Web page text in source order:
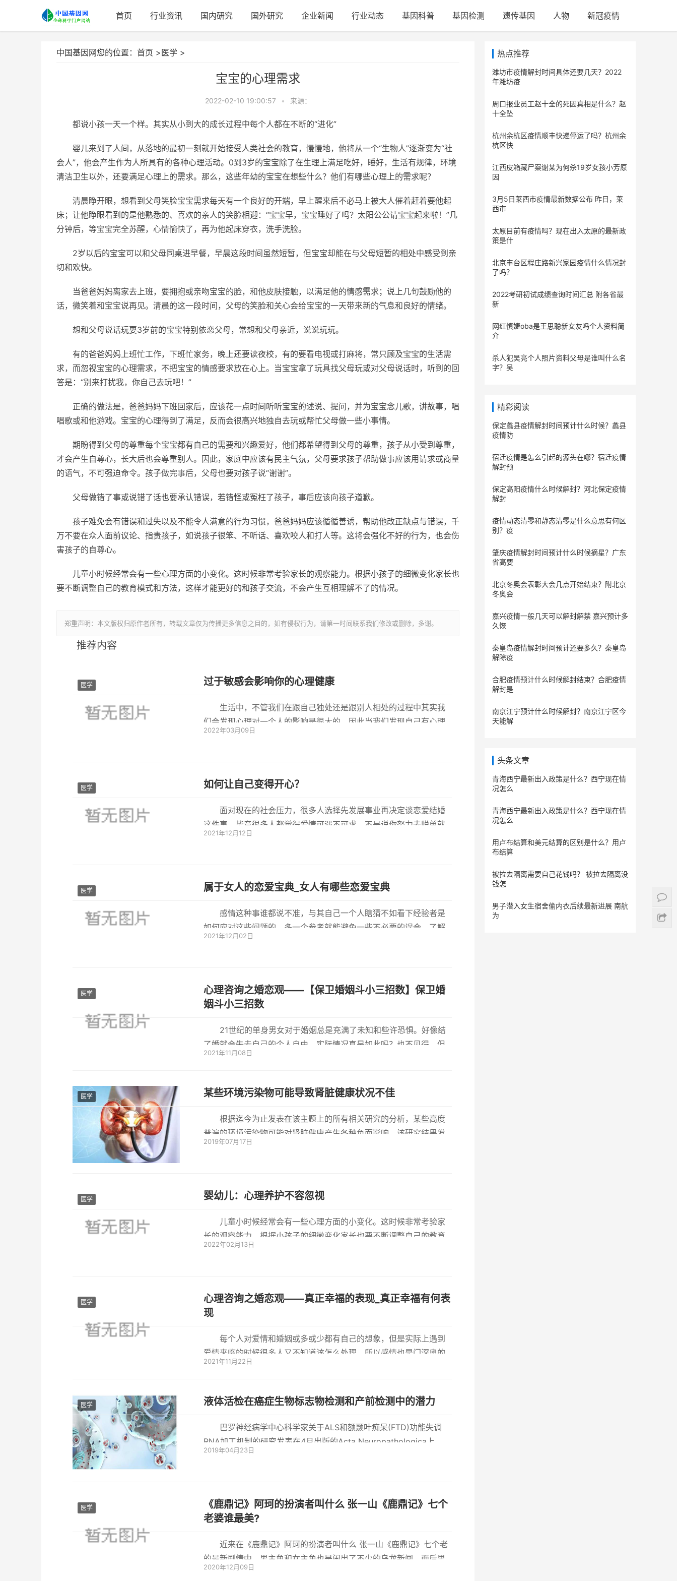
首页 行业资讯 国内研究 国外研究 企业新闻 行业动态 基因科普 基因检测 遗传基因 人物 新冠疫情
中国基因网您的位置： 首页 > 医学 >
宝宝的心理需求
2022-02-10 19:00:57 • 来源：
都说小孩一天一个样。其实从小到大的成长过程中每个人都在不断的“进化”
婴儿来到了人间，从落地的最初一刻就开始接受人类社会的教育，慢慢地，他将从一个“生物人”逐渐变为“社
会人”，他会产生作为人所具有的各种心理活动。0到3岁的宝宝除了在生理上满足吃好，睡好，生活有规律，环境
清洁卫生以外，还要满足心理上的需求。那么，这些年幼的宝宝在想些什么？他们有哪些心理上的需求呢？
清晨睁开眼，想看到父母笑脸宝宝需求每天有一个良好的开端，早上醒来后不必马上被大人催着赶着要他起
床；让他睁眼看到的是他熟悉的、喜欢的亲人的笑脸相迎：“宝宝早，宝宝睡好了吗？太阳公公请宝宝起来啦！”几
分钟后，等宝宝完全苏醒，心情愉快了，再为他起床穿衣，洗手洗脸。
2岁以后的宝宝可以和父母同桌进早餐，早晨这段时间虽然短暂，但宝宝却能在与父母短暂的相处中感受到亲
切和欢快。
当爸爸妈妈离家去上班，要拥抱或亲吻宝宝的脸，和他皮肤接触，以满足他的情感需求；说上几句鼓励他的
话，微笑着和宝宝说再见。清晨的这一段时间，父母的笑脸和关心会给宝宝的一天带来新的气息和良好的情绪。
想和父母说话玩耍3岁前的宝宝特别依恋父母，常想和父母亲近，说说玩玩。
有的爸爸妈妈上班忙工作，下班忙家务，晚上还要读夜校，有的要看电视或打麻将，常只顾及宝宝的生活需
求，而忽视宝宝的心理需求，不把宝宝的情感要求放在心上。当宝宝拿了玩具找父母玩或对父母说话时，听到的回
答是：“别来打扰我，你自己去玩吧！”
正确的做法是，爸爸妈妈下班回家后，应该花一点时间听听宝宝的述说、提问，并为宝宝念儿歌，讲故事，唱
唱歌或和他游戏。宝宝的心理得到了满足，反而会很高兴地独自去玩或帮忙父母做一些小事情。
期盼得到父母的尊重每个宝宝都有自己的需要和兴趣爱好，他们都希望得到父母的尊重，孩子从小受到尊重，
才会产生自尊心，长大后也会尊重别人。因此，家庭中应该有民主气氛，父母要求孩子帮助做事应该用请求或商量
的语气，不可强迫命令。孩子做完事后，父母也要对孩子说“谢谢”。
父母做错了事或说错了话也要承认错误，若错怪或冤枉了孩子，事后应该向孩子道歉。
孩子难免会有错误和过失以及不能令人满意的行为习惯，爸爸妈妈应该循循善诱，帮助他改正缺点与错误，千
万不要在众人面前议论、指责孩子，如说孩子很笨、不听话、喜欢咬人和打人等。这将会强化不好的行为，也会伤
害孩子的自尊心。
儿童小时候经常会有一些心理方面的小变化。这时候非常考验家长的观察能力。根据小孩子的细微变化家长也
要不断调整自己的教育模式和方法，这样才能更好的和孩子交流，不会产生互相理解不了的情况。
郑重声明：本文版权归原作者所有，转载文章仅为传播更多信息之目的，如有侵权行为，请第一时间联系我们修改或删除，多谢。
推荐内容
医学 过于敏感会影响你的心理健康
生活中，不管我们在跟自己独处还是跟别人相处的过程中其实我
们会发现心理对一个人的影响是很大的。因此当我们发现自己有心理
疾病的倾向...
2022年03月09日
医学 如何让自己变得开心？
面对现在的社会压力，很多人选择先发展事业再决定谈恋爱结婚
这件事。毕竟很多人都觉得爱情可遇不可求，不是说你努力去脱单就
能脱单的，...
2021年12月12日
医学 属于女人的恋爱宝典_女人有哪些恋爱宝典
感情这种事谁都说不准，与其自己一个人瞎猜不如看下经验者是
如何应对这些问题的，多一个参考就能避免一些不必要的误会，了解
的更多就会...
2021年12月02日
医学
心理咨询之婚恋观——【保卫婚姻斗小三招数】保卫婚
姻斗小三招数
21世纪的单身男女对于婚姻总是充满了未知和些许恐惧。好像结
了婚就会失去自己的个人自由，实际情况真是如此吗？也不见得，但
是现在单身...
2021年11月08日
医学 某些环境污染物可能导致肾脏健康状况不佳
根据迄今为止发表在该主题上的所有相关研究的分析，某些高度
普遍的环境污染物可能对肾脏健康产生各种负面影响。该研究结果发
表在即将出...
2019年07月17日
医学 婴幼儿：心理养护不容忽视
儿童小时候经常会有一些心理方面的小变化。这时候非常考验家
长的观察能力。根据小孩子的细微变化家长也要不断调整自己的教育
模式和方法...
2022年02月13日
医学
心理咨询之婚恋观——真正幸福的表现_真正幸福有何表
现
每个人对爱情和婚姻或多或少都有自己的想象，但是实际上遇到
爱情来临的时候很多人又不知道该怎么处理，所以感情也是门深奥的
学问，大家...
2021年11月22日
医学 液体活检在癌症生物标志物检测和产前检测中的潜力
巴罗神经病学中心科学家关于ALS和额颞叶痴呆(FTD)功能失调
RNA加工机制的研究发表在4月出版的Acta Neuropathologica上。这
项研究由Rita Sa
2019年04月23日
医学
《鹿鼎记》阿珂的扮演者叫什么 张一山《鹿鼎记》七个
老婆谁最美?
近来在《鹿鼎记》阿珂的扮演者叫什么 张一山《鹿鼎记》七个老
的最新剧情中，男主角和女主角也是闹出了不少的乌龙新闻，而后男
主角与女主角
2020年12月09日
热点推荐
潍坊市疫情解封时间具体还要几天？2022
年潍坊疫
周口报业员工赵十全的死因真相是什么？赵
十全坠
杭州余杭区疫情顺丰快递停运了吗？杭州余
杭区快
江西皮箱藏尸案谢某为何杀19岁女孩小芳原
因
3月5日莱西市疫情最新数据公布 昨日，莱
西市
太原目前有疫情吗？现在出入太原的最新政
策是什
北京丰台区程庄路新兴家园疫情什么情况封
了吗？
2022考研初试成绩查询时间汇总 附各省最
新
网红慎婕oba是王思聪新女友吗个人资料简
介
杀人犯吴亮个人照片资料父母是谁叫什么名
字？吴
精彩阅读
保定蠡县疫情解封时间预计什么时候？蠡县
疫情防
宿迁疫情是怎么引起的源头在哪？宿迁疫情
解封预
保定​高阳疫情什么时候解封？河北保定疫情
解封
疫情动态清零和静态清零是什么意思有何区
别？疫
肇庆疫情解封时间预计什么时候摘星？广东
省高要
北京冬奥会表彰大会几点开始结束？附北京
冬奥会
嘉兴疫情一般几天可以解封解禁 嘉兴预计多
久恢
秦皇岛疫情解封时间预计还要多久？秦皇岛
解除疫
合肥疫情预计什么时候解封结束？合肥疫情
解封是
南京江宁预计什么时候解封？南京江宁区今
天能解
头条文章
青海西宁最新出入政策是什么？西宁现在情
况怎么
青海西宁最新出入政策是什么？西宁现在情
况怎么
用卢布结算和美元结算的区别是什么？用卢
布结算
被拉去隔离需要自己花钱吗？ 被拉去隔离没
钱怎
男子潜入女生宿舍偷内衣后续最新进展 南航
为